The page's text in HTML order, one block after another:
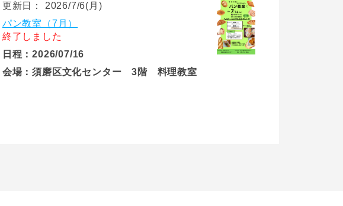
更新日： 2026/7/6(月)
パン教室（7月）
終了しました
日程：2026/07/16
会場：須磨区文化センター 3階 料理教室